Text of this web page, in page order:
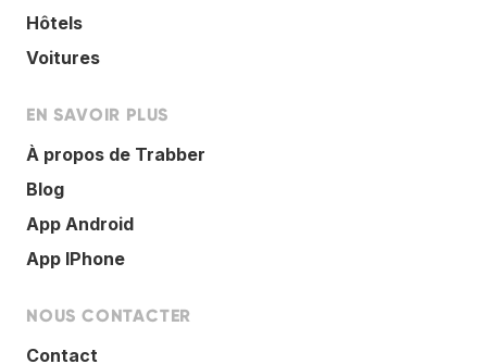
Hôtels
Voitures
EN SAVOIR PLUS
À propos de Trabber
Blog
App Android
App IPhone
NOUS CONTACTER
Contact